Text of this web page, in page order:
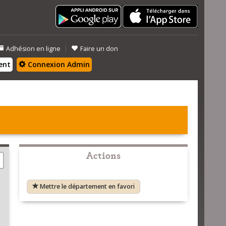
Adhésion en ligne | Faire un don
Connexion Admin
Actions
Mettre le département en favori